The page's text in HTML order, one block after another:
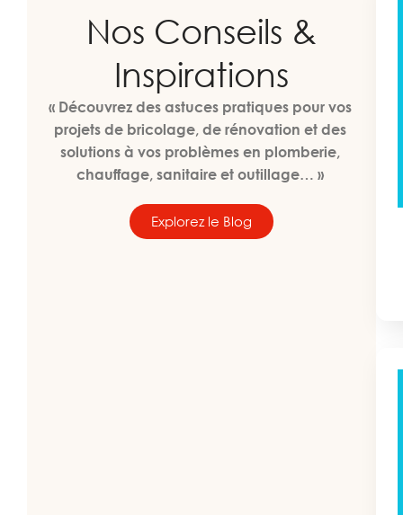
Nos Conseils &
Inspirations
« Découvrez des astuces pratiques pour vos
projets de bricolage, de rénovation et des
solutions à vos problèmes en plomberie,
chauffage, sanitaire et outillage… »
Explorez le Blog